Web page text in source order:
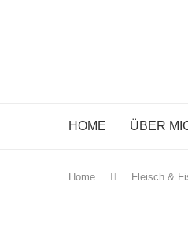
HOME ÜBER
Home Fleisch &